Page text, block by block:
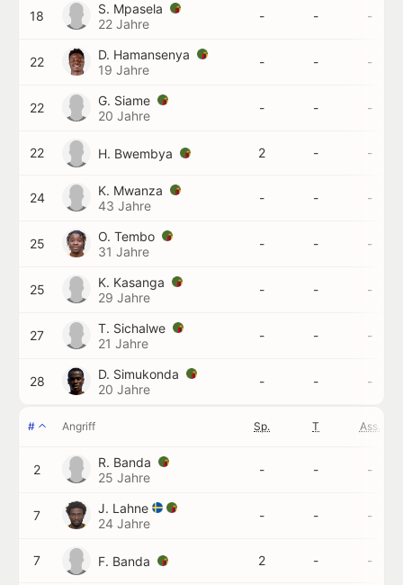
18
S. Mpasela
22 Jahre
- - -
22
D. Hamansenya
19 Jahre
- - -
22
G. Siame
20 Jahre
- - -
22 H. Bwembya 2 - -
24
K. Mwanza
43 Jahre
- - -
25
O. Tembo
31 Jahre
- - -
25
K. Kasanga
29 Jahre
- - -
27
T. Sichalwe
21 Jahre
- - -
28
D. Simukonda
20 Jahre
- - -
# Angriff Sp. T Ass.
2
R. Banda
25 Jahre
- - -
7
J. Lahne
24 Jahre
- - -
7 F. Banda 2 - -